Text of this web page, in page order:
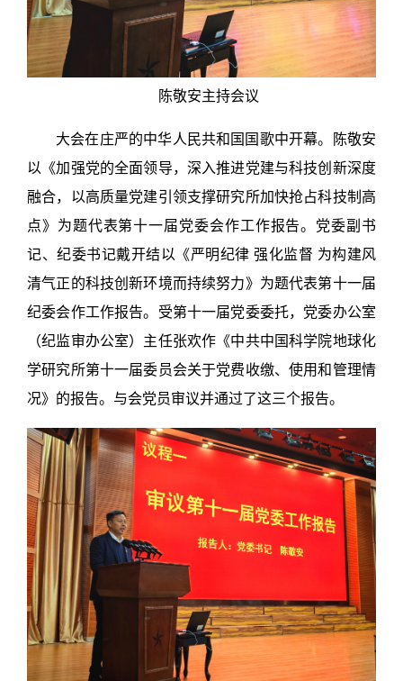
陈敬安主持会议
大会在庄严的中华人民共和国国歌中开幕。陈敬安
以《加强党的全面领导，深入推进党建与科技创新深度
融合，以高质量党建引领支撑研究所加快抢占科技制高
点》为题代表第十一届党委会作工作报告。党委副书
记、纪委书记戴开结以《严明纪律 强化监督 为构建风
清气正的科技创新环境而持续努力》为题代表第十一届
纪委会作工作报告。受第十一届党委委托，党委办公室
（纪监审办公室）主任张欢作《中共中国科学院地球化
学研究所第十一届委员会关于党费收缴、使用和管理情
况》的报告。与会党员审议并通过了这三个报告。